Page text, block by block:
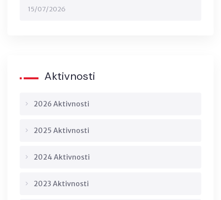
15/07/2026
Aktivnosti
2026 Aktivnosti
2025 Aktivnosti
2024 Aktivnosti
2023 Aktivnosti